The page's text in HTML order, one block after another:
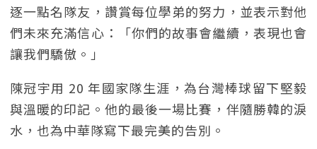
逐一點名隊友，讚賞每位學弟的努力，並表示對他
們未來充滿信心：「你們的故事會繼續，表現也會
讓我們驕傲。」
陳冠宇用 20 年國家隊生涯，為台灣棒球留下堅毅
與溫暖的印記。他的最後一場比賽，伴隨勝韓的淚
水，也為中華隊寫下最完美的告別。